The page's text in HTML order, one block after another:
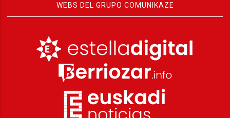
WEBS DEL GRUPO COMUNIKAZE